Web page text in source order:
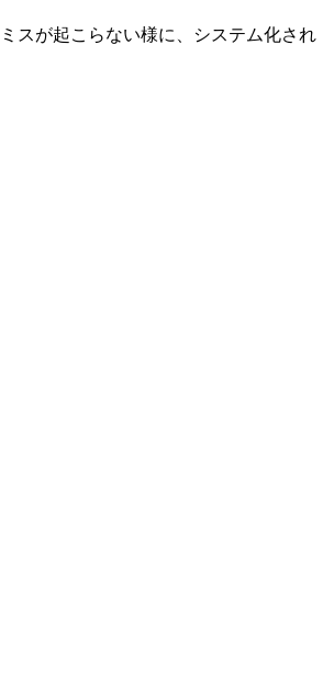
スが起こらない様に、システム化され